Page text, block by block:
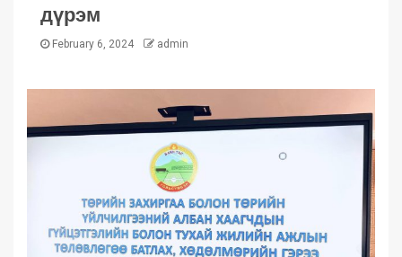
дүрэм
February 6, 2024 admin